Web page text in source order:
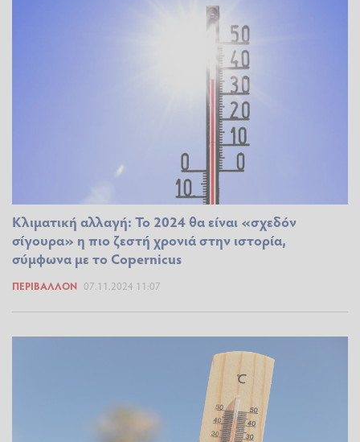
Κλιματική αλλαγή: Το 2024 θα είναι «σχεδόν
σίγουρα» η πιο ζεστή χρονιά στην ιστορία,
σύμφωνα με το Copernicus
ΠΕΡΙΒΆΛΛΟΝ 07.11.2024 11:07